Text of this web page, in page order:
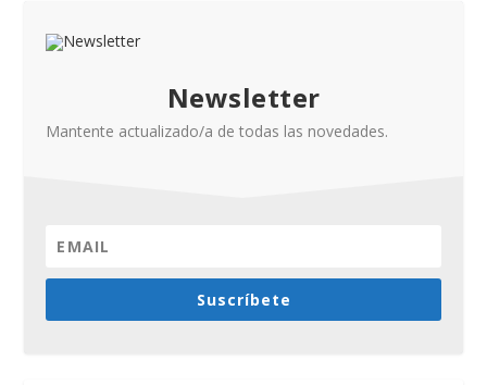
Newsletter
Mantente actualizado/a de todas las novedades.
Suscríbete